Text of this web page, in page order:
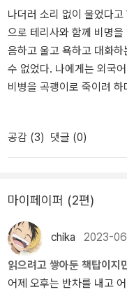
자리를 되찾은 여성의 모
초공감증후군은 고통의 시
제안이다. 작가는 아픈 자
정이 종말의 시대를 살아
버틀러는 재앙에 대항할
소설의 장르를 흔히 ‘디스
히 어울리는 이름은 버틀러
화 시리즈에서 이미 보여
되기까지 사람들은 무엇
떻게 해야 할지에 주목하는
를 더 깊이 음미하는 방법
우화의 형식을 빌려 전하고
를 바라 마지않는다.” _ 옮
나더러 소리 없이 울었다
으로 테리사와 함께 비명
음하고 울고 욕하고 대화
수 없었다. 나에게는 외국
비병을 곡괭이로 죽이려
공감 (3) 댓글 (0)
마이페이퍼 (2편)
chika 2023-
읽으려고 쌓아둔 책탑이지
어제 오후는 반차를 내고